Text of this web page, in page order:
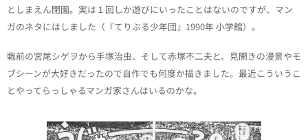
としまえん閉園。実は１回しか遊びにいったことはないのですが、マン
ガのネタにはしました（『てりぶる少年団』1990年 小学館）。
戦前の宮尾シゲヲから手塚治虫、そして赤塚不二夫と、見開きの漫景やモ
ブシーンが大好きだったので自作でも何度か描きました。最近こういうこ
とやってらっしゃるマンガ家さんはいるのかな。